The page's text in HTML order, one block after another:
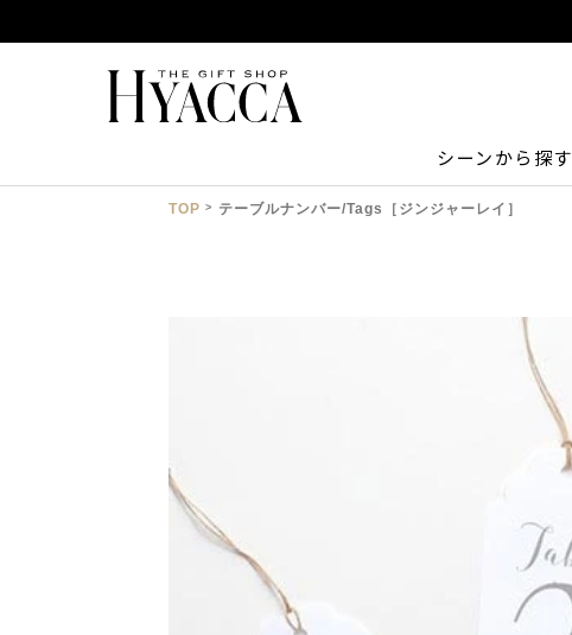
シーンから探す
TOP テーブルナンバー/Tags［ジンジャーレイ］